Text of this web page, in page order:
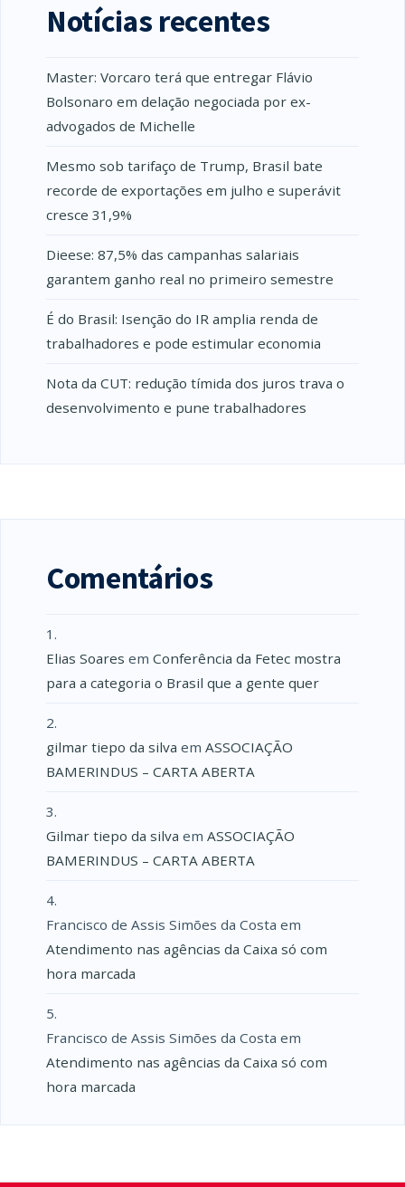
Notícias recentes
Master: Vorcaro terá que entregar Flávio
Bolsonaro em delação negociada por ex-
advogados de Michelle
Mesmo sob tarifaço de Trump, Brasil bate
recorde de exportações em julho e superávit
cresce 31,9%
Dieese: 87,5% das campanhas salariais
garantem ganho real no primeiro semestre
É do Brasil: Isenção do IR amplia renda de
trabalhadores e pode estimular economia
Nota da CUT: redução tímida dos juros trava o
desenvolvimento e pune trabalhadores
Comentários
Elias Soares em Conferência da Fetec mostra
para a categoria o Brasil que a gente quer
gilmar tiepo da silva em ASSOCIAÇÃO
BAMERINDUS – CARTA ABERTA
Gilmar tiepo da silva em ASSOCIAÇÃO
BAMERINDUS – CARTA ABERTA
Francisco de Assis Simões da Costa em
Atendimento nas agências da Caixa só com
hora marcada
Francisco de Assis Simões da Costa em
Atendimento nas agências da Caixa só com
hora marcada